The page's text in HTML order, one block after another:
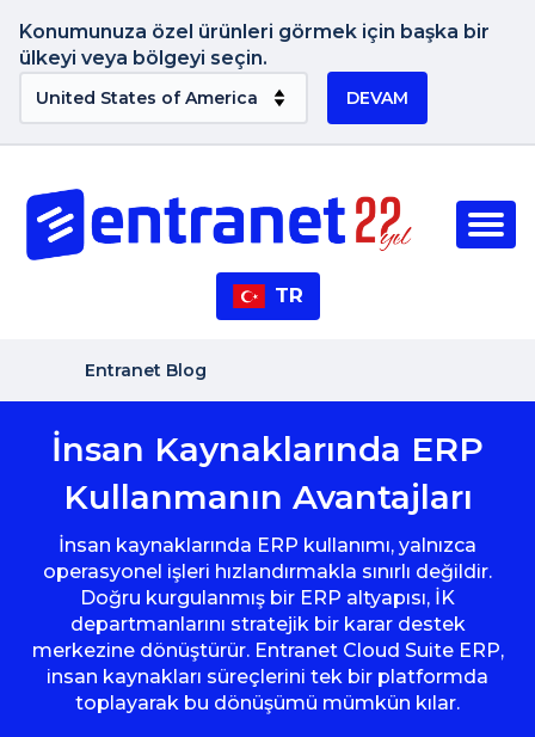
Konumunuza özel ürünleri görmek için başka bir
ülkeyi veya bölgeyi seçin.
DEVAM
TR
Entranet Blog
İnsan Kaynaklarında ERP
Kullanmanın Avantajları
İnsan kaynaklarında ERP kullanımı, yalnızca
operasyonel işleri hızlandırmakla sınırlı değildir.
Doğru kurgulanmış bir ERP altyapısı, İK
departmanlarını stratejik bir karar destek
merkezine dönüştürür. Entranet Cloud Suite ERP,
insan kaynakları süreçlerini tek bir platformda
toplayarak bu dönüşümü mümkün kılar.